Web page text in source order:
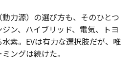
力源）の選び方も、そのひとつ
ン、ハイブリッド、電気、トヨ
素。EVは有力な選択肢だが、唯
ングは続けた。